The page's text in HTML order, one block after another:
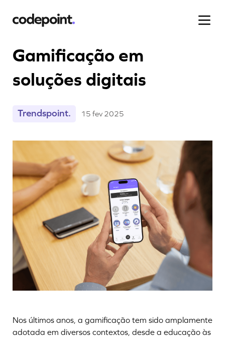
Projetos
Blog
Carreiras
Gamificação em
soluções digitais
Trendspoint. 15 fev 2025
Nos últimos anos, a gamificação tem sido amplamente
adotada em diversos contextos, desde a educação às